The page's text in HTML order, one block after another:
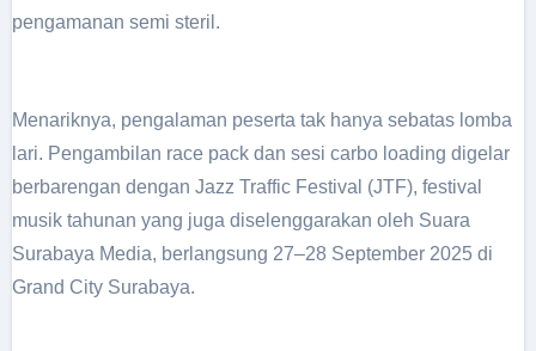
pengamanan semi steril.
Menariknya, pengalaman peserta tak hanya sebatas lomba
lari. Pengambilan race pack dan sesi carbo loading digelar
berbarengan dengan Jazz Traffic Festival (JTF), festival
musik tahunan yang juga diselenggarakan oleh Suara
Surabaya Media, berlangsung 27–28 September 2025 di
Grand City Surabaya.